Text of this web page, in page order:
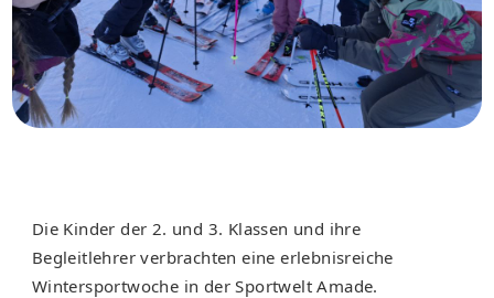
Die Kinder der 2. und 3. Klassen und ihre
Begleitlehrer verbrachten eine erlebnisreiche
Wintersportwoche in der Sportwelt Amade.